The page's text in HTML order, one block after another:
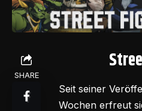
SHARE
Seit seiner
Wochen erfreut